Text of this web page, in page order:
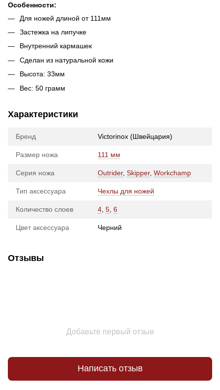
Особенности:
Для ножей длиной от 111мм
Застежка на липучке
Внутренний кармашек
Сделан из натуральной кожи
Высота: 33мм
Вес: 50 грамм
Характеристики
Бренд Victorinox (Швейцария)
Размер ножа 111 мм
Серия ножа Outrider, Skipper, Workchamp
Тип аксессуара Чехлы для ножей
Количество слоев 4 5 6
Цвет аксессуара Черний
Отзывы
Добавьте первый отзыв
Написать отзыв